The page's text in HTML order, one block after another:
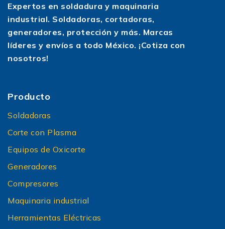
Expertos en soldadura y maquinaria
industrial. Soldadoras, cortadoras,
generadores, protección y más. Marcas
líderes y envíos a todo México. ¡Cotiza con
nosotros!
Producto
Soldadoras
Corte con Plasma
Equipos de Oxicorte
Generadores
Compresores
Maquinaria industrial
Herramientas Eléctricas